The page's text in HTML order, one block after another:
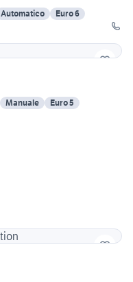
Automatico
Euro 6
Manuale Euro 5